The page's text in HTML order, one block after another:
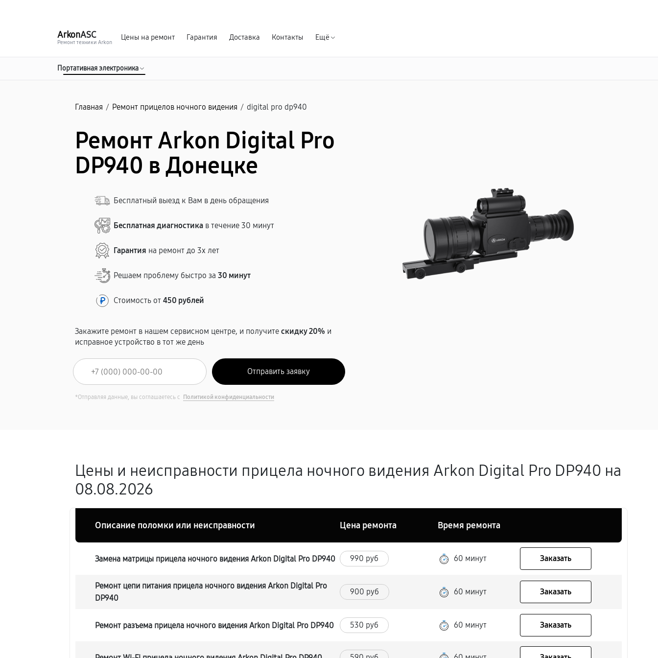
ArkonASC
Ремонт техники Arkon
Цены на ремонт Гарантия Доставка Контакты Ещё
Портативная электроника
Главная / Ремонт прицелов ночного видения / digital pro dp940
Ремонт Arkon Digital Pro
DP940 в Донецке
Бесплатный выезд к Вам в день обращения
Бесплатная диагностика в течение 30 минут
Гарантия на ремонт до 3х лет
Решаем проблему быстро за30 минут
Стоимость от450 рублей
Закажите ремонт в нашем сервисном центре, и получитескидку 20% и
исправное устройство в тот же день
*Отправляя данные, вы соглашаетесь с Политикой конфиденциальности
Цены и неисправности прицела ночного видения Arkon Digital Pro DP940 на
08.08.2026
Описание поломки или неисправности Цена ремонта Время ремонта
Замена матрицы прицела ночного видения Arkon Digital Pro DP940 990 руб 60 минут Заказать
Ремонт цепи питания прицела ночного видения Arkon Digital Pro
DP940
900 руб 60 минут Заказать
Ремонт разъема прицела ночного видения Arkon Digital Pro DP940 530 руб 60 минут Заказать